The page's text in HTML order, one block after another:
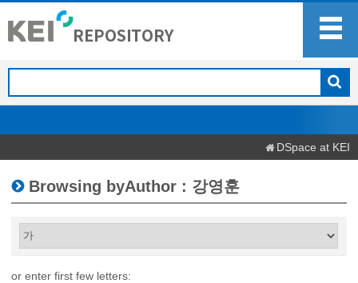
DSpace at KEI
Browsing byAuthor : 강영훈
or enter first few letters: